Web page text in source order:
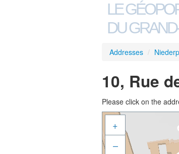
LE
DU
Addresses /
10, Rue
Please click on the
+
–